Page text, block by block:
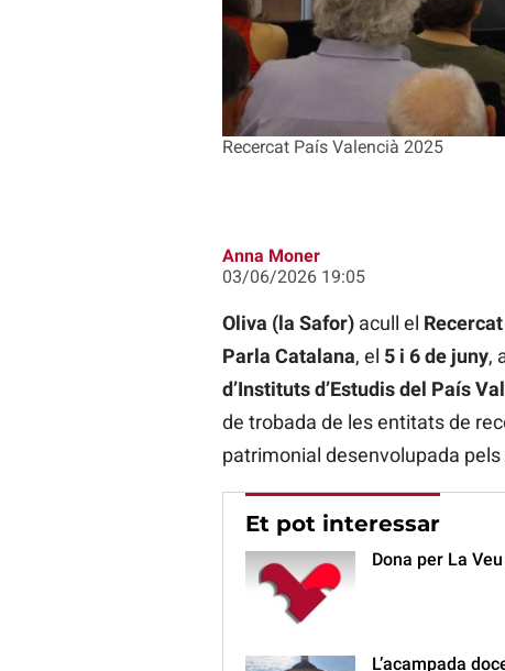
Recercat País Valencià 2025
Anna Moner
03/06/2026 19:05
Oliva (la Safor)acull el
Parla Catalana, el 5 i 6 de juny,
d’Instituts d’Estudis del País
de trobada de les entitats de
patrimonial desenvolupada
Et pot interessar
Dona per La
L’acampada